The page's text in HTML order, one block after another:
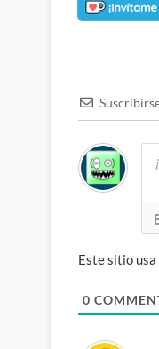
Este sitio
0